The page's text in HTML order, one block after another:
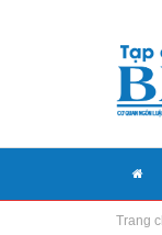
MEDIA
Trang